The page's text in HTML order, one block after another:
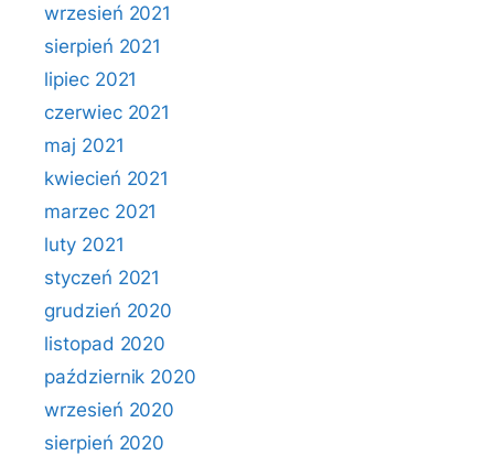
wrzesień 2021
sierpień 2021
lipiec 2021
czerwiec 2021
maj 2021
kwiecień 2021
marzec 2021
luty 2021
styczeń 2021
grudzień 2020
listopad 2020
październik 2020
wrzesień 2020
sierpień 2020